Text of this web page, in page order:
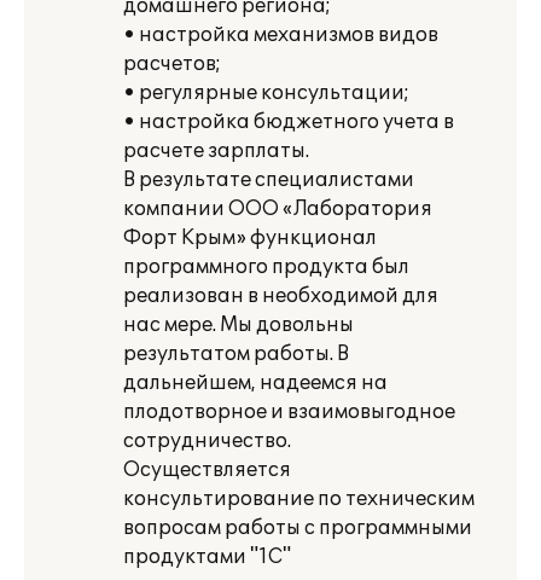
домашнего региона;
• настройка механизмов видов
расчетов;
• регулярные консультации;
• настройка бюджетного учета в
расчете зарплаты.
В результате специалистами
компании ООО «Лаборатория
Форт Крым» функционал
программного продукта был
реализован в необходимой для
нас мере. Мы довольны
результатом работы. В
дальнейшем, надеемся на
плодотворное и взаимовыгодное
сотрудничество.
Осуществляется
консультирование по техническим
вопросам работы с программными
продуктами "1С"